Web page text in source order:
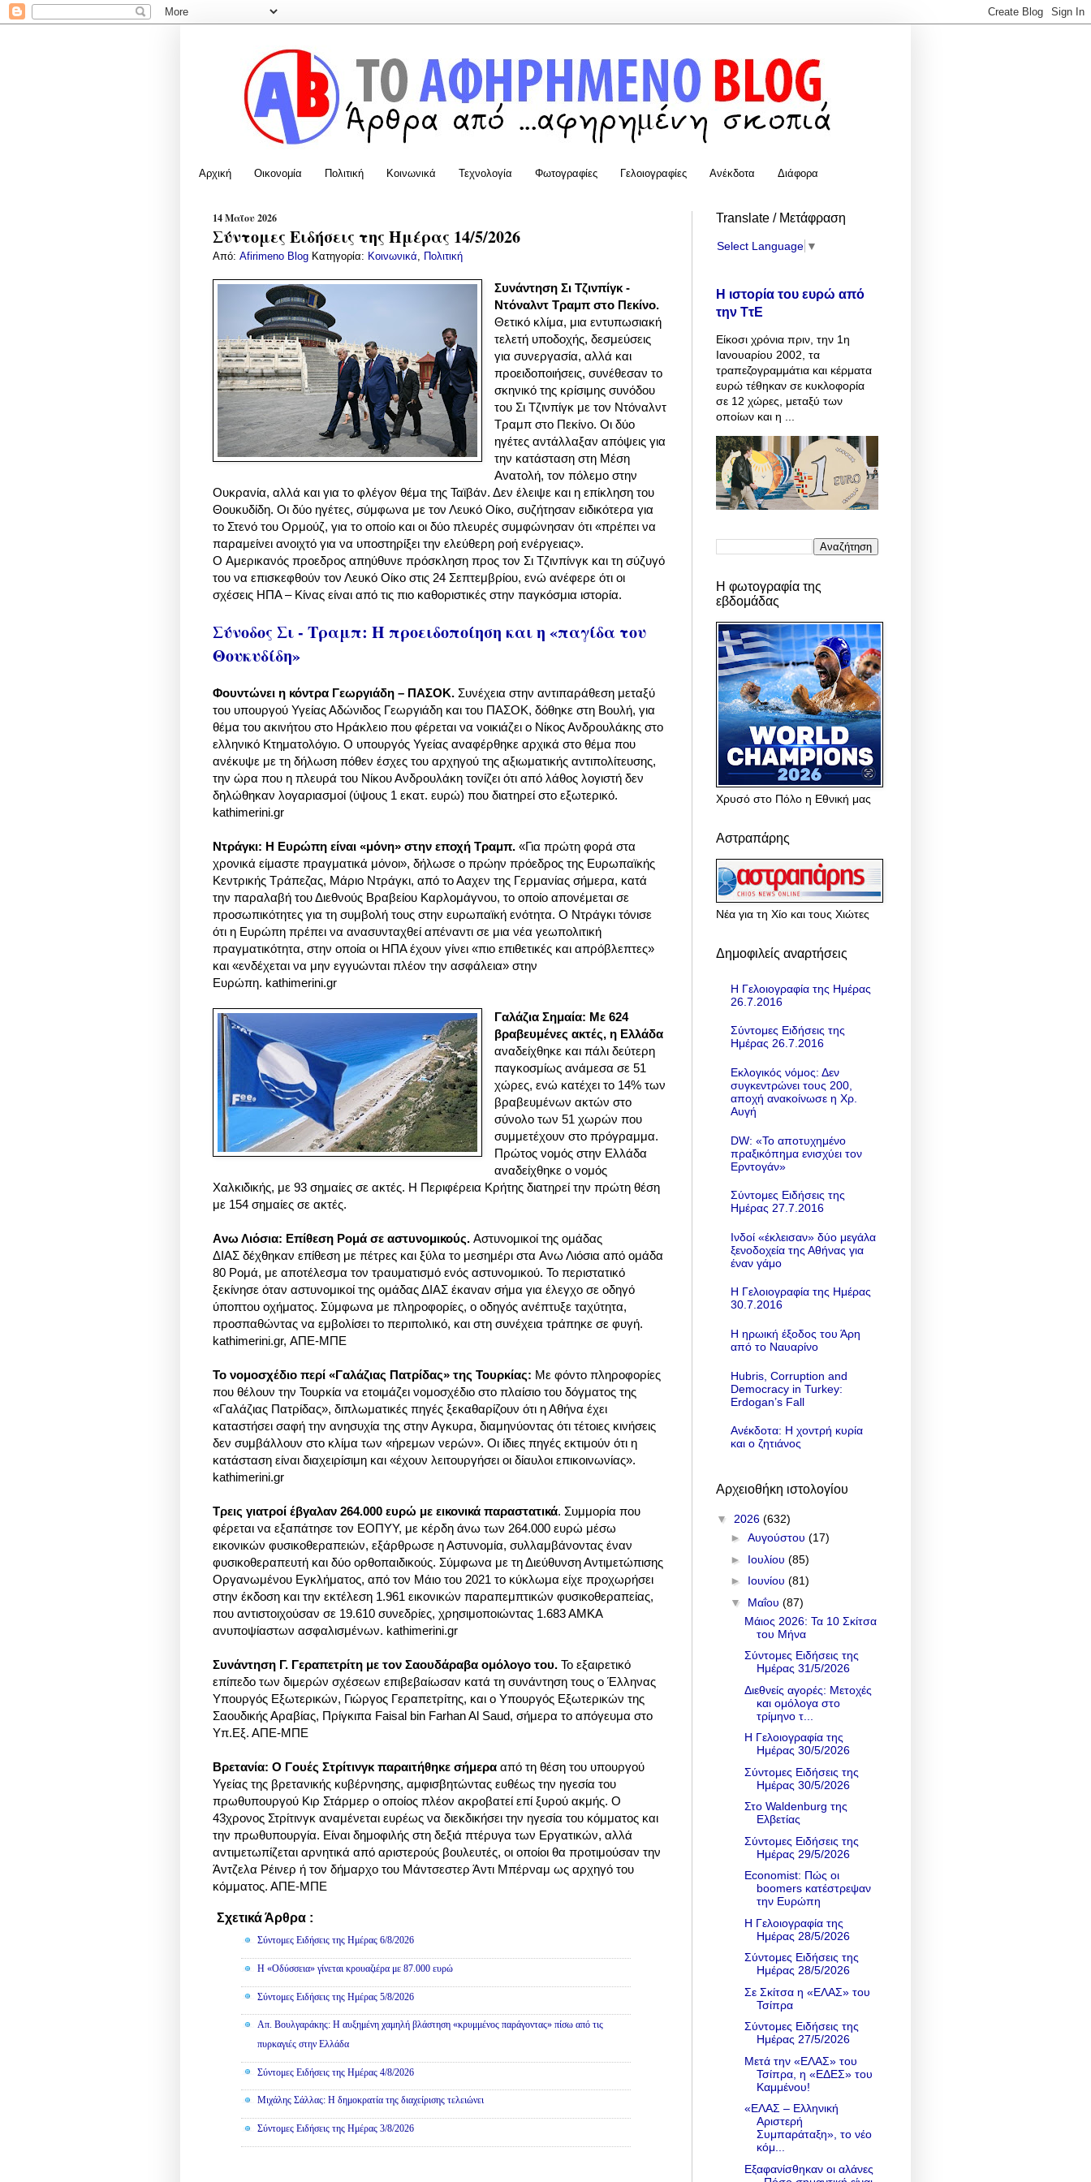
Αρχική Οικονομία Πολιτική Κοινωνικά Τεχνολογία Φωτογραφίες Γελοιογραφίες Ανέκδοτα Διάφορα
14 Μαΐου 2026
Σύντομες Ειδήσεις της Ημέρας 14/5/2026
Από: Afirimeno Blog Κατηγορία: Κοινωνικά Πολιτική
Συνάντηση Σι Τζινπίγκ -
Ντόναλντ Τραμπ στο Πεκίνο.
Θετικό κλίμα, μια εντυπωσιακή
τελετή υποδοχής, δεσμεύσεις
για συνεργασία, αλλά και
προειδοποιήσεις, συνέθεσαν το
σκηνικό της κρίσιμης συνόδου
του Σι Τζινπίγκ με τον Ντόναλντ
Τραμπ στο Πεκίνο. Οι δύο
ηγέτες αντάλλαξαν απόψεις για
την κατάσταση στη Μέση
Ανατολή, τον πόλεμο στην
Ουκρανία, αλλά και για το φλέγον θέμα της Ταϊβάν. Δεν έλειψε και η επίκληση του
Θουκυδίδη. Οι δύο ηγέτες, σύμφωνα με τον Λευκό Οίκο, συζήτησαν ειδικότερα για
το Στενό του Ορμούζ, για το οποίο και οι δύο πλευρές συμφώνησαν ότι «πρέπει να
παραμείνει ανοιχτό για να υποστηρίξει την ελεύθερη ροή ενέργειας».
O Αμερικανός προεδρος απηύθυνε πρόσκληση προς τον Σι Τζινπίνγκ και τη σύζυγό
του να επισκεφθούν τον Λευκό Οίκο στις 24 Σεπτεμβρίου, ενώ ανέφερε ότι οι
σχέσεις ΗΠΑ – Κίνας είναι από τις πιο καθοριστικές στην παγκόσμια ιστορία.
Σύνοδος Σι - Τραμπ: Η προειδοποίηση και η «παγίδα του
Θουκυδίδη»
Φουντώνει η κόντρα Γεωργιάδη – ΠΑΣΟΚ. Συνέχεια στην αντιπαράθεση μεταξύ
του υπουργού Υγείας Αδώνιδος Γεωργιάδη και του ΠΑΣΟΚ, δόθηκε στη Βουλή, για
θέμα του ακινήτου στο Ηράκλειο που φέρεται να νοικιάζει ο Νίκος Ανδρουλάκης στο
ελληνικό Κτηματολόγιο. Ο υπουργός Υγείας αναφέρθηκε αρχικά στο θέμα που
ανέκυψε με τη δήλωση πόθεν έσχες του αρχηγού της αξιωματικής αντιπολίτευσης,
την ώρα που η πλευρά του Νίκου Ανδρουλάκη τονίζει ότι από λάθος λογιστή δεν
δηλώθηκαν λογαριασμοί (ύψους 1 εκατ. ευρώ) που διατηρεί στο εξωτερικό.
kathimerini.gr
Ντράγκι: Η Ευρώπη είναι «μόνη» στην εποχή Τραμπ. «Για πρώτη φορά στα
χρονικά είμαστε πραγματικά μόνοι», δήλωσε ο πρώην πρόεδρος της Ευρωπαϊκής
Κεντρικής Τράπεζας, Μάριο Ντράγκι, από το Ααχεν της Γερμανίας σήμερα, κατά
την παραλαβή του Διεθνούς Βραβείου Καρλομάγνου, το οποίο απονέμεται σε
προσωπικότητες για τη συμβολή τους στην ευρωπαϊκή ενότητα. Ο Ντράγκι τόνισε
ότι η Ευρώπη πρέπει να ανασυνταχθεί απέναντι σε μια νέα γεωπολιτική
πραγματικότητα, στην οποία οι ΗΠΑ έχουν γίνει «πιο επιθετικές και απρόβλεπτες»
και «ενδέχεται να μην εγγυώνται πλέον την ασφάλεια» στην
Ευρώπη. kathimerini.gr
Γαλάζια Σημαία: Με 624
βραβευμένες ακτές, η Ελλάδα
αναδείχθηκε και πάλι δεύτερη
παγκοσμίως ανάμεσα σε 51
χώρες, ενώ κατέχει το 14% των
βραβευμένων ακτών στο
σύνολο των 51 χωρών που
συμμετέχουν στο πρόγραμμα.
Πρώτος νομός στην Ελλάδα
αναδείχθηκε ο νομός
Χαλκιδικής, με 93 σημαίες σε ακτές. Η Περιφέρεια Κρήτης διατηρεί την πρώτη θέση
με 154 σημαίες σε ακτές.
Aνω Λιόσια: Επίθεση Ρομά σε αστυνομικούς. Αστυνομικοί της ομάδας
ΔΙΑΣ δέχθηκαν επίθεση με πέτρες και ξύλα το μεσημέρι στα Aνω Λιόσια από ομάδα
80 Ρομά, με αποτέλεσμα τον τραυματισμό ενός αστυνομικού. Το περιστατικό
ξεκίνησε όταν αστυνομικοί της ομάδας ΔΙΑΣ έκαναν σήμα για έλεγχο σε οδηγό
ύποπτου οχήματος. Σύμφωνα με πληροφορίες, ο οδηγός ανέπτυξε ταχύτητα,
προσπαθώντας να εμβολίσει το περιπολικό, και στη συνέχεια τράπηκε σε φυγή.
kathimerini.gr, ΑΠΕ-ΜΠΕ
Το νομοσχέδιο περί «Γαλάζιας Πατρίδας» της Τουρκίας: Με φόντο πληροφορίες
που θέλουν την Τουρκία να ετοιμάζει νομοσχέδιο στο πλαίσιο του δόγματος της
«Γαλάζιας Πατρίδας», διπλωματικές πηγές ξεκαθαρίζουν ότι η Αθήνα έχει
καταστήσει σαφή την ανησυχία της στην Αγκυρα, διαμηνύοντας ότι τέτοιες κινήσεις
δεν συμβάλλουν στο κλίμα των «ήρεμων νερών». Οι ίδιες πηγές εκτιμούν ότι η
κατάσταση είναι διαχειρίσιμη και «έχουν λειτουργήσει οι δίαυλοι επικοινωνίας».
kathimerini.gr
Τρεις γιατροί έβγαλαν 264.000 ευρώ με εικονικά παραστατικά. Συμμορία που
φέρεται να εξαπάτησε τον ΕΟΠΥΥ, με κέρδη άνω των 264.000 ευρώ μέσω
εικονικών φυσικοθεραπειών, εξάρθρωσε η Αστυνομία, συλλαμβάνοντας έναν
φυσικοθεραπευτή και δύο ορθοπαιδικούς. Σύμφωνα με τη Διεύθυνση Αντιμετώπισης
Οργανωμένου Εγκλήματος, από τον Μάιο του 2021 το κύκλωμα είχε προχωρήσει
στην έκδοση και την εκτέλεση 1.961 εικονικών παραπεμπτικών φυσικοθεραπείας,
που αντιστοιχούσαν σε 19.610 συνεδρίες, χρησιμοποιώντας 1.683 ΑΜΚΑ
ανυποψίαστων ασφαλισμένων. kathimerini.gr
Συνάντηση Γ. Γεραπετρίτη με τον Σαουδάραβα ομόλογο του. Το εξαιρετικό
επίπεδο των διμερών σχέσεων επιβεβαίωσαν κατά τη συνάντηση τους ο Έλληνας
Υπουργός Εξωτερικών, Γιώργος Γεραπετρίτης, και ο Υπουργός Εξωτερικών της
Σαουδικής Αραβίας, Πρίγκιπα Faisal bin Farhan Al Saud, σήμερα το απόγευμα στο
Υπ.Εξ. ΑΠΕ-ΜΠΕ
Βρετανία: Ο Γουές Στρίτινγκ παραιτήθηκε σήμερα από τη θέση του υπουργού
Υγείας της βρετανικής κυβέρνησης, αμφισβητώντας ευθέως την ηγεσία του
πρωθυπουργού Κιρ Στάρμερ ο οποίος πλέον ακροβατεί επί ξυρού ακμής. Ο
43χρονος Στρίτινγκ αναμένεται ευρέως να διεκδικήσει την ηγεσία του κόμματος και
την πρωθυπουργία. Είναι δημοφιλής στη δεξιά πτέρυγα των Εργατικών, αλλά
αντιμετωπίζεται αρνητικά από αριστερούς βουλευτές, οι οποίοι θα προτιμούσαν την
Άντζελα Ρέινερ ή τον δήμαρχο του Μάντσεστερ Άντι Μπέρναμ ως αρχηγό του
κόμματος. ΑΠΕ-ΜΠΕ
Σχετικά Άρθρα :
Σύντομες Ειδήσεις της Ημέρας 6/8/2026
Η «Οδύσσεια» γίνεται κρουαζιέρα με 87.000 ευρώ
Σύντομες Ειδήσεις της Ημέρας 5/8/2026
Απ. Βουλγαράκης: Η αυξημένη χαμηλή βλάστηση «κρυμμένος παράγοντας» πίσω από τις
πυρκαγιές στην Ελλάδα
Σύντομες Ειδήσεις της Ημέρας 4/8/2026
Μιχάλης Σάλλας: Η δημοκρατία της διαχείρισης τελειώνει
Σύντομες Ειδήσεις της Ημέρας 3/8/2026
Translate / Μετάφραση
Select Language ▼
Η ιστορία του ευρώ από
την ΤτΕ
Είκοσι χρόνια πριν, την 1η
Ιανουαρίου 2002, τα
τραπεζογραμμάτια και κέρματα
ευρώ τέθηκαν σε κυκλοφορία
σε 12 χώρες, μεταξύ των
οποίων και η ...
Η φωτογραφία της
εβδομάδας
Χρυσό στο Πόλο η Εθνική μας
Αστραπάρης
Νέα για τη Χίο και τους Χιώτες
Δημοφιλείς αναρτήσεις
Η Γελοιογραφία της Ημέρας
26.7.2016
Σύντομες Ειδήσεις της
Ημέρας 26.7.2016
Εκλογικός νόμος: Δεν
συγκεντρώνει τους 200,
αποχή ανακοίνωσε η Χρ.
Αυγή
DW: «To αποτυχημένο
πραξικόπημα ενισχύει τον
Ερντογάν»
Σύντομες Ειδήσεις της
Ημέρας 27.7.2016
Ινδοί «έκλεισαν» δύο μεγάλα
ξενοδοχεία της Αθήνας για
έναν γάμο
Η Γελοιογραφία της Ημέρας
30.7.2016
Η ηρωική έξοδος του Άρη
από το Ναυαρίνο
Hubris, Corruption and
Democracy in Turkey:
Erdogan’s Fall
Ανέκδοτα: Η χοντρή κυρία
και ο ζητιάνος
Αρχειοθήκη ιστολογίου
▼ 2026 (632)
► Αυγούστου (17)
► Ιουλίου (85)
► Ιουνίου (81)
▼ Μαΐου (87)
Μάιος 2026: Τα 10 Σκίτσα
του Μήνα
Σύντομες Ειδήσεις της
Ημέρας 31/5/2026
Διεθνείς αγορές: Μετοχές
και ομόλογα στο
τρίμηνο τ...
Η Γελοιογραφία της
Ημέρας 30/5/2026
Σύντομες Ειδήσεις της
Ημέρας 30/5/2026
Στο Waldenburg της
Ελβετίας
Σύντομες Ειδήσεις της
Ημέρας 29/5/2026
Economist: Πώς οι
boomers κατέστρεψαν
την Ευρώπη
Η Γελοιογραφία της
Ημέρας 28/5/2026
Σύντομες Ειδήσεις της
Ημέρας 28/5/2026
Σε Σκίτσα η «ΕΛΑΣ» του
Τσίπρα
Σύντομες Ειδήσεις της
Ημέρας 27/5/2026
Μετά την «ΕΛΑΣ» του
Τσίπρα, η «ΕΔΕΣ» του
Καμμένου!
«ΕΛΑΣ – Ελληνική
Αριστερή
Συμπαράταξη», το νέο
κόμ...
Εξαφανίσθηκαν οι αλάνες